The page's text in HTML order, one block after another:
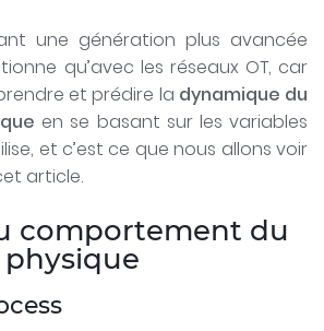
une génération plus avancée
qu’avec les réseaux OT, car
et prédire la dynamique du
en se basant sur les variables
et c’est ce que nous allons voir
article.
comportement du
physique